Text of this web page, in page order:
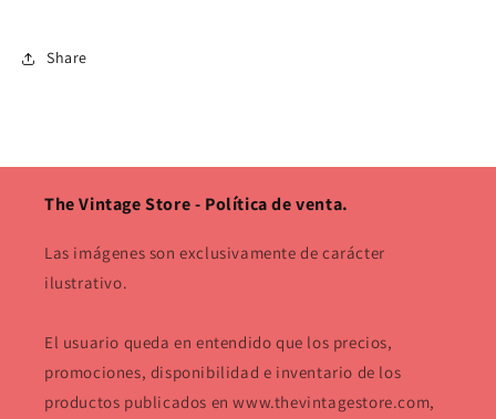
Share
The Vintage Store - Política de venta.
Las imágenes son exclusivamente de carácter
ilustrativo.
El usuario queda en entendido que los precios,
promociones, disponibilidad e inventario de los
productos publicados en www.thevintagestore.com,